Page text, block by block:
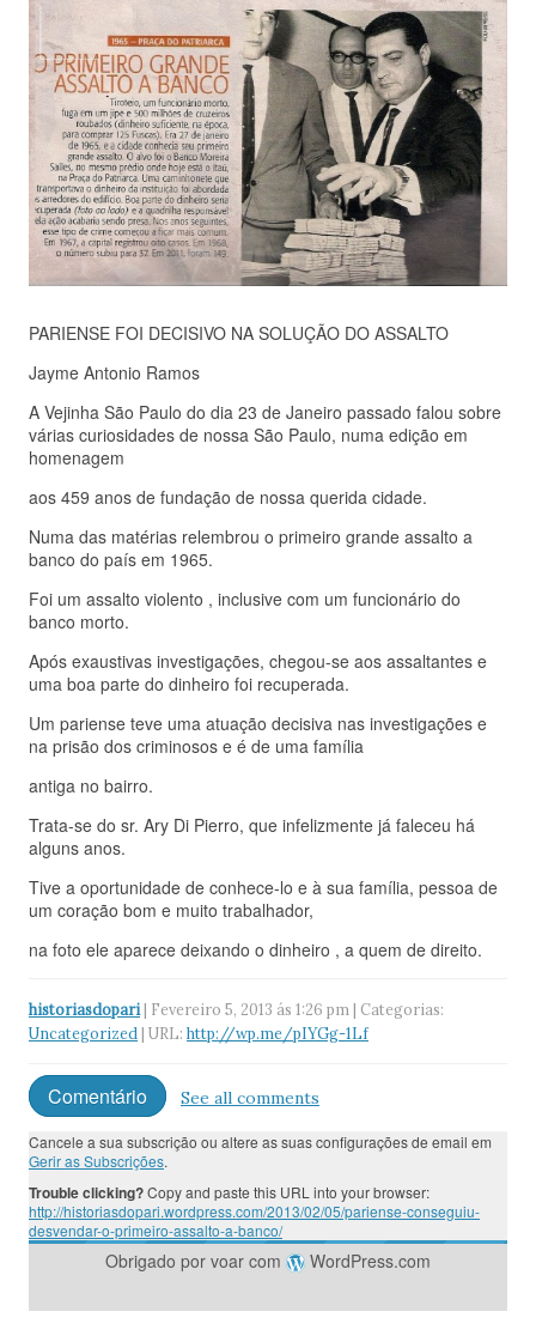
PARIENSE FOI DECISIVO NA SOLUÇÃO DO ASSALTO
Jayme Antonio Ramos
A Vejinha São Paulo do dia 23 de Janeiro passado falou sobre
várias curiosidades de nossa São Paulo, numa edição em
homenagem
aos 459 anos de fundação de nossa querida cidade.
Numa das matérias relembrou o primeiro grande assalto a
banco do país em 1965.
Foi um assalto violento , inclusive com um funcionário do
banco morto.
Após exaustivas investigações, chegou-se aos assaltantes e
uma boa parte do dinheiro foi recuperada.
Um pariense teve uma atuação decisiva nas investigações e
na prisão dos criminosos e é de uma família
antiga no bairro.
Trata-se do sr. Ary Di Pierro, que infelizmente já faleceu há
alguns anos.
Tive a oportunidade de conhece-lo e à sua família, pessoa de
um coração bom e muito trabalhador,
na foto ele aparece deixando o dinheiro , a quem de direito.
historiasdopari| Fevereiro 5, 2013 ás 1:26 pm | Categorias:
Uncategorized | URL: http://wp.me/pIYGg-1Lf
Comentário See all comments
Cancele a sua subscrição ou altere as suas configurações de email em
Gerir as Subscrições.
Trouble clicking?Copy and paste this URL into your browser:
http://historiasdopari.wordpress.com/2013/02/05/pariense-conseguiu-
desvendar-o-primeiro-assalto-a-banco/
Obrigado por voar com WordPress.com